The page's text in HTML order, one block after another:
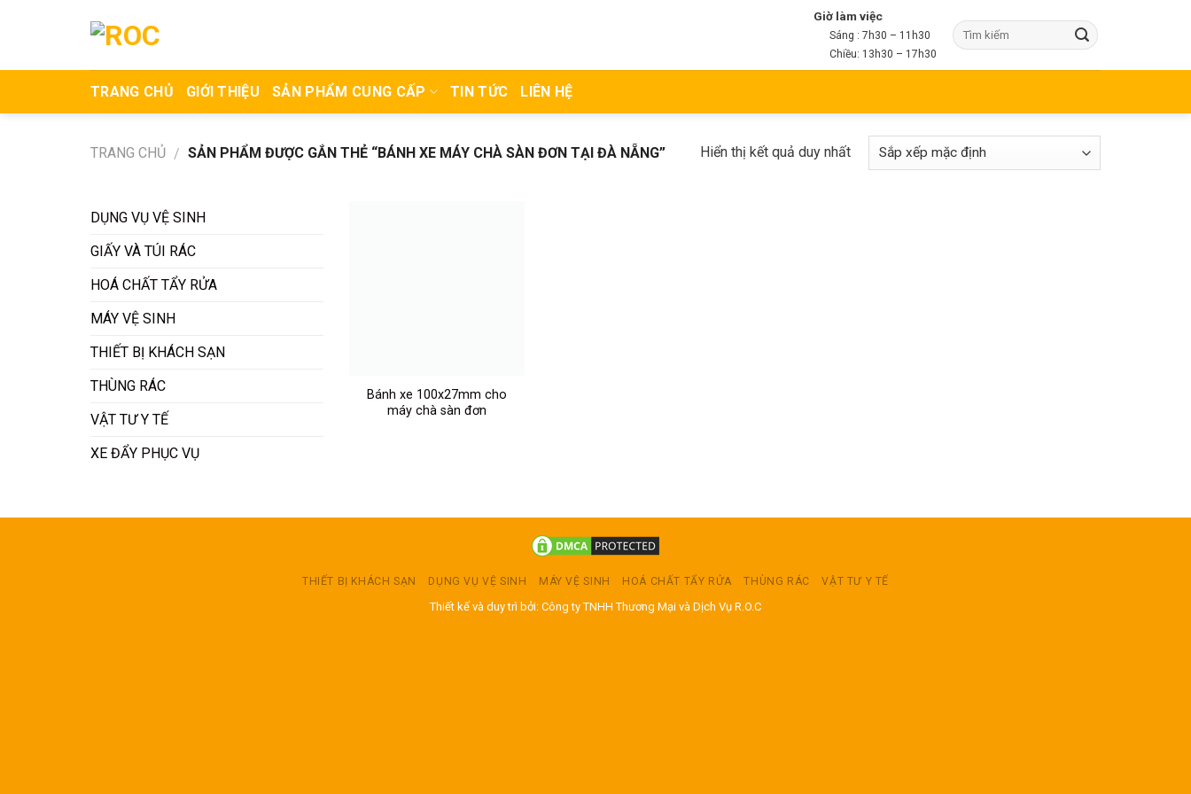
Giờ làm việc
Sáng : 7h30 – 11h30
Chiều: 13h30 – 17h30
TRANG CHỦ GIỚI THIỆU SẢN PHẨM CUNG CẤP TIN TỨC LIÊN HỆ
TRANG CHỦ / SẢN PHẨM ĐƯỢC GẮN THẺ “BÁNH XE MÁY CHÀ SÀN ĐƠN TẠI ĐÀ NẴNG” Hiển thị kết quả duy nhất
DỤNG VỤ VỆ SINH
GIẤY VÀ TÚI RÁC
HOÁ CHẤT TẨY RỬA
MÁY VỆ SINH
THIẾT BỊ KHÁCH SẠN
THÙNG RÁC
VẬT TƯ Y TẾ
XE ĐẨY PHỤC VỤ
Bánh xe 100x27mm cho
máy chà sàn đơn
THIẾT BỊ KHÁCH SẠN DỤNG VỤ VỆ SINH MÁY VỆ SINH HOÁ CHẤT TẨY RỬA THÙNG RÁC VẬT TƯ Y TẾ
Thiết kế và duy trì bởi: Công ty TNHH Thương Mại và Dịch Vụ R.O.C